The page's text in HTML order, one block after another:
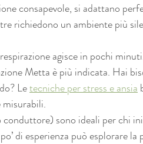
consapevole, si adattano
richiedono un ambiente più
agisce in pochi
Metta è più indicata. Hai
Le tecniche per stress e ansia
sono ideali per chi
di esperienza può esplorare